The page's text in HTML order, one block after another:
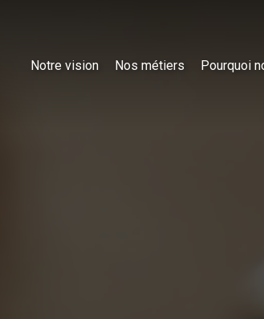
Notre vision Nos métiers Pourquoi